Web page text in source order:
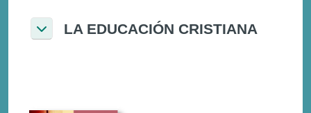
ΣύμπτυξηLA EDUCACIÓN CRISTIANA